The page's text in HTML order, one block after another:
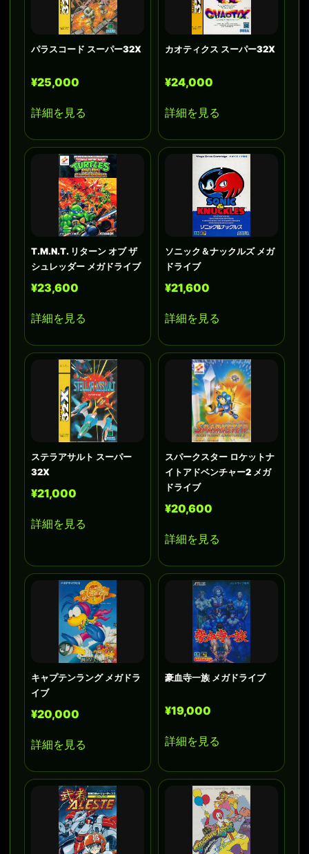
パラスコード スーパー32X
¥25,000
詳細を見る
カオティクス スーパー32X
¥24,000
詳細を見る
T.M.N.T. リターン オブ ザ
シュレッダー メガドライブ
¥23,600
詳細を見る
ソニック＆ナックルズ メガ
ドライブ
¥21,600
詳細を見る
ステラアサルト スーパー
32X
¥21,000
詳細を見る
スパークスター ロケットナ
イトアドベンチャー2 メガ
ドライブ
¥20,600
詳細を見る
キャプテンラング メガドラ
イブ
¥20,000
詳細を見る
豪血寺一族 メガドライブ
¥19,000
詳細を見る